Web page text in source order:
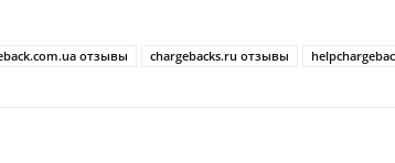
отзывы chargebacks.ru отзывы